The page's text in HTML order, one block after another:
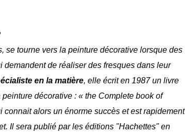
se tourne vers la peinture décorative lorsque des
de réaliser des fresques dans leur
en la matière, elle écrit en 1987 un livre
décorative : « the Complete book of
alors un énorme succès et est rapidement
Il sera publié par les éditions "Hachettes" en